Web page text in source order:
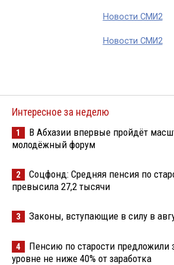
Новости СМИ2
Новости СМИ2
Интересное за неделю
1
В Абхазии впервые пройдёт
молодёжный форум
2
Соцфонд: Средняя пенсия по
превысила 27,2 тысячи
3 Законы, вступающие в силу в
4
Пенсию по старости предложили
уровне не ниже 40% от заработка